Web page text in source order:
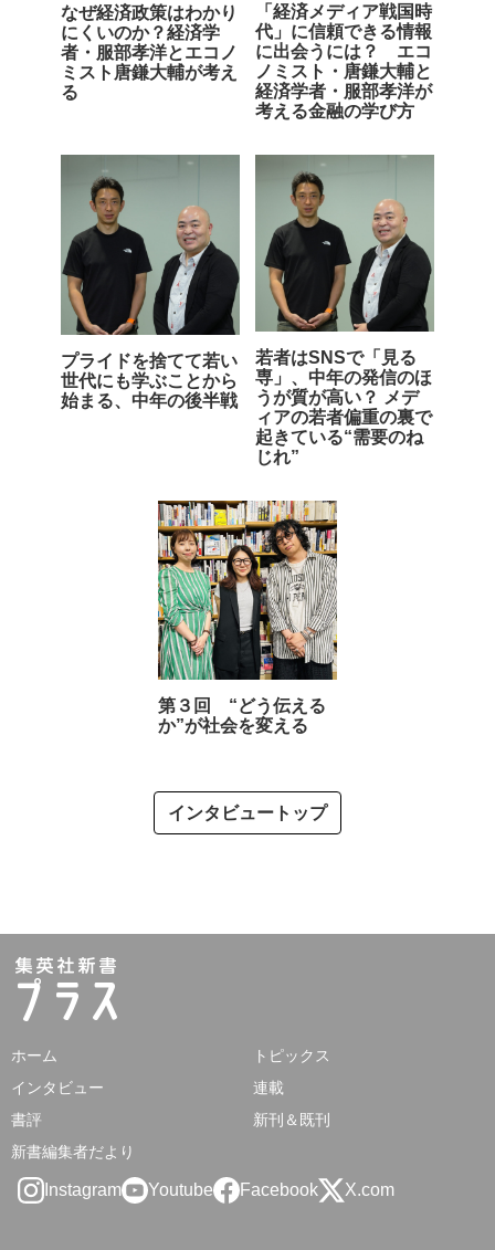
なぜ経済政策はわかり
にくいのか？経済学
者・服部孝洋とエコノ
ミスト唐鎌大輔が考え
る
「経済メディア戦国時
代」に信頼できる情報
に出会うには？ エコ
ノミスト・唐鎌大輔と
経済学者・服部孝洋が
考える金融の学び方
プライドを捨てて若い
世代にも学ぶことから
始まる、中年の後半戦
若者はSNSで「見る
専」、中年の発信のほ
うが質が高い？ メデ
ィアの若者偏重の裏で
起きている“需要のね
じれ”
第３回 “どう伝える
か”が社会を変える
インタビュートップ
ホーム
トピックス
インタビュー
連載
書評
新刊＆既刊
新書編集者だより
Instagram Youtube Facebook X.com